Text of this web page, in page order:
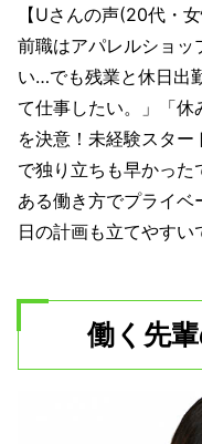
【Uさんの声(20代・女
前職はアパレルショッ
い…でも残業と休日出
て仕事したい。」「休
を決意！未経験スタ
で独り立ちも早かっ
ある働き方でプライ
日の計画も立てやすい
働く先